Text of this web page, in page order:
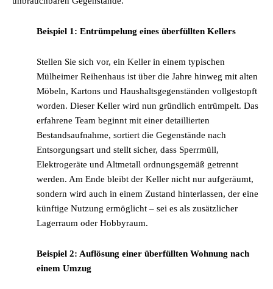
Beispiel 1: Entrümpelung eines überfüllten Kellers
Stellen Sie sich vor, ein Keller in einem typischen
Mülheimer Reihenhaus ist über die Jahre hinweg mit alten
Möbeln, Kartons und Haushaltsgegenständen vollgestopft
worden. Dieser Keller wird nun gründlich entrümpelt. Das
erfahrene Team beginnt mit einer detaillierten
Bestandsaufnahme, sortiert die Gegenstände nach
Entsorgungsart und stellt sicher, dass Sperrmüll,
Elektrogeräte und Altmetall ordnungsgemäß getrennt
werden. Am Ende bleibt der Keller nicht nur aufgeräumt,
sondern wird auch in einem Zustand hinterlassen, der eine
künftige Nutzung ermöglicht – sei es als zusätzlicher
Lagerraum oder Hobbyraum.
Beispiel 2: Auflösung einer überfüllten Wohnung nach
einem Umzug